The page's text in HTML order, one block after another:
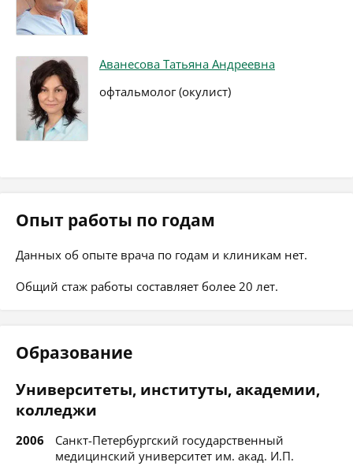
Аванесова Татьяна Андреевна
офтальмолог (окулист)
Опыт работы по годам
Данных об опыте врача по годам и клиникам нет.
Общий стаж работы составляет более 20 лет.
Образование
Университеты, институты, академии,
колледжи
2006
Санкт-Петербургский государственный
медицинский университет им. акад. И.П.